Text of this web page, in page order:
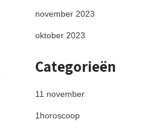
november 2023
oktober 2023
Categorieën
11 november
1horoscoop